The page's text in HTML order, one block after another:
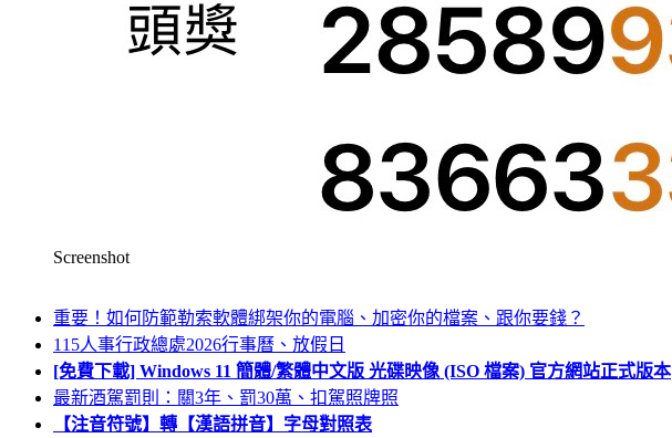
Screenshot
重要！如何防範勒索軟體綁架你的電腦、加密你的檔案、跟你要錢？
115人事行政總處2026行事曆、放假日
[免費下載] Windows 11 簡體/繁體中文版 光碟映像 (ISO 檔案) 官方網站正式版本
最新酒駕罰則：關3年、罰30萬、扣駕照牌照
【注音符號】轉【漢語拼音】字母對照表